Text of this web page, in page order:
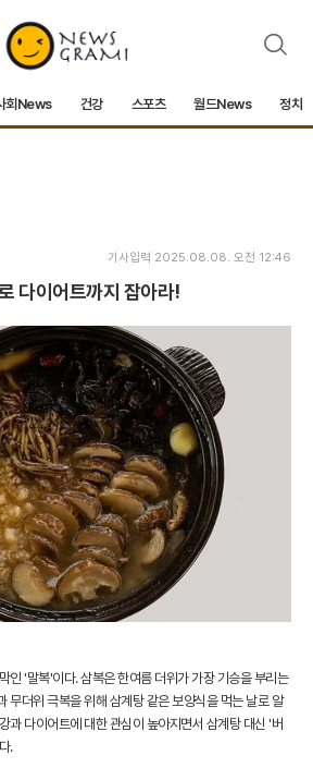
검
회News 건강 스포츠 월드News 정치
다이어트까지 잡아라!
기사입력 2025.08.08. 오전 12:46
인 '말복'이다. 삼복은 한여름 더위가 가장 기승을 부리는
무더위 극복을 위해 삼계탕 같은 보양식을 먹는 날로 알
과 다이어트에 대한 관심이 높아지면서 삼계탕 대신 '버
.